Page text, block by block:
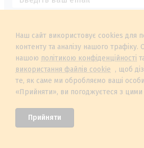
Наш сайт використовує cookies для
контенту та аналізу нашого трафіку.
нашою політикою конфіденційності
використання файлів cookie , щоб
те, як саме ми обробляємо ваші
«Прийняти», ви погоджуєтеся з
Прийняти